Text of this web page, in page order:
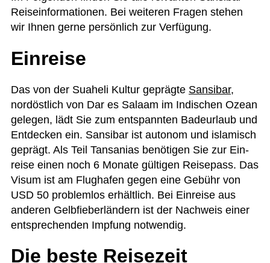
Rei­se­infor­ma­tio­nen. Bei wei­te­ren Fra­gen ste­hen
wir Ihnen gerne per­sön­lich zur Verfügung.
Einreise
Das von der Sua­heli Kul­tur geprägte San­si­bar,
nord­öst­lich von Dar es Salaam im Indi­schen Ozean
gele­gen, lädt Sie zum ent­spann­ten Bade­ur­laub und
Ent­de­cken ein. San­si­bar ist auto­nom und isla­misch
geprägt. Als Teil Tan­sa­nias benö­ti­gen Sie zur Ein­
reise einen noch 6 Monate gül­ti­gen Rei­se­pass. Das
Visum ist am Flug­ha­fen gegen eine Gebühr von
USD 50 pro­blem­los erhält­lich. Bei Ein­reise aus
ande­ren Gelb­fie­ber­län­dern ist der Nach­weis einer
ent­spre­chen­den Imp­fung notwendig.
Die beste Reisezeit